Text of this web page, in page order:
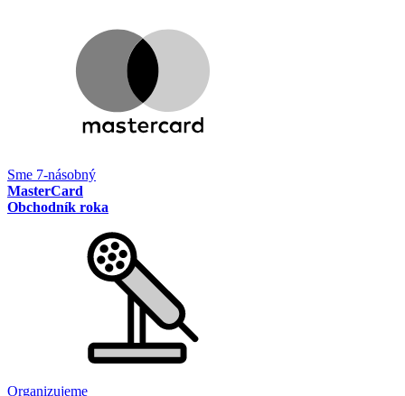
Sme 7-násobný
MasterCard
Obchodník roka
Organizujeme